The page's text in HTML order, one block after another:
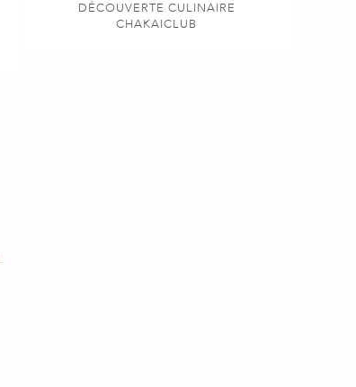
DÉCOUVERTE CULINAIRE
CHAKAICLUB